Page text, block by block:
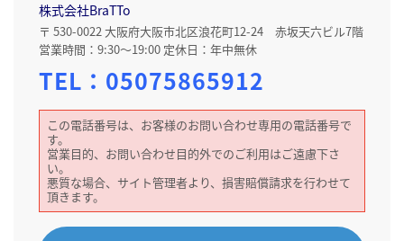
株式会社BraTTo
〒 530-0022 大阪府大阪市北区浪花町12-24 赤坂天六ビル7階
営業時間：9:30～19:00 定休日：年中無休
TEL： 05075865912
この電話番号は、お客様のお問い合わせ専用の電話番号で
す。
営業目的、お問い合わせ目的外でのご利用はご遠慮下さ
い。
悪質な場合、サイト管理者より、損害賠償請求を行わせて
頂きます。